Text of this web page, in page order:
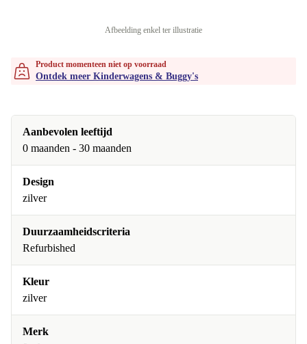
Afbeelding enkel ter illustratie
Product momenteen niet op voorraad
Ontdek meer Kinderwagens & Buggy's
Aanbevolen leeftijd
0 maanden - 30 maanden
Design
zilver
Duurzaamheidscriteria
Refurbished
Kleur
zilver
Merk